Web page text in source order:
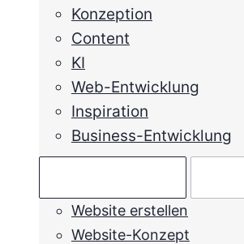
Konzeption
Content
KI
Web-Entwicklung
Inspiration
Business-Entwicklung
Website erstellen
Website-Konzept